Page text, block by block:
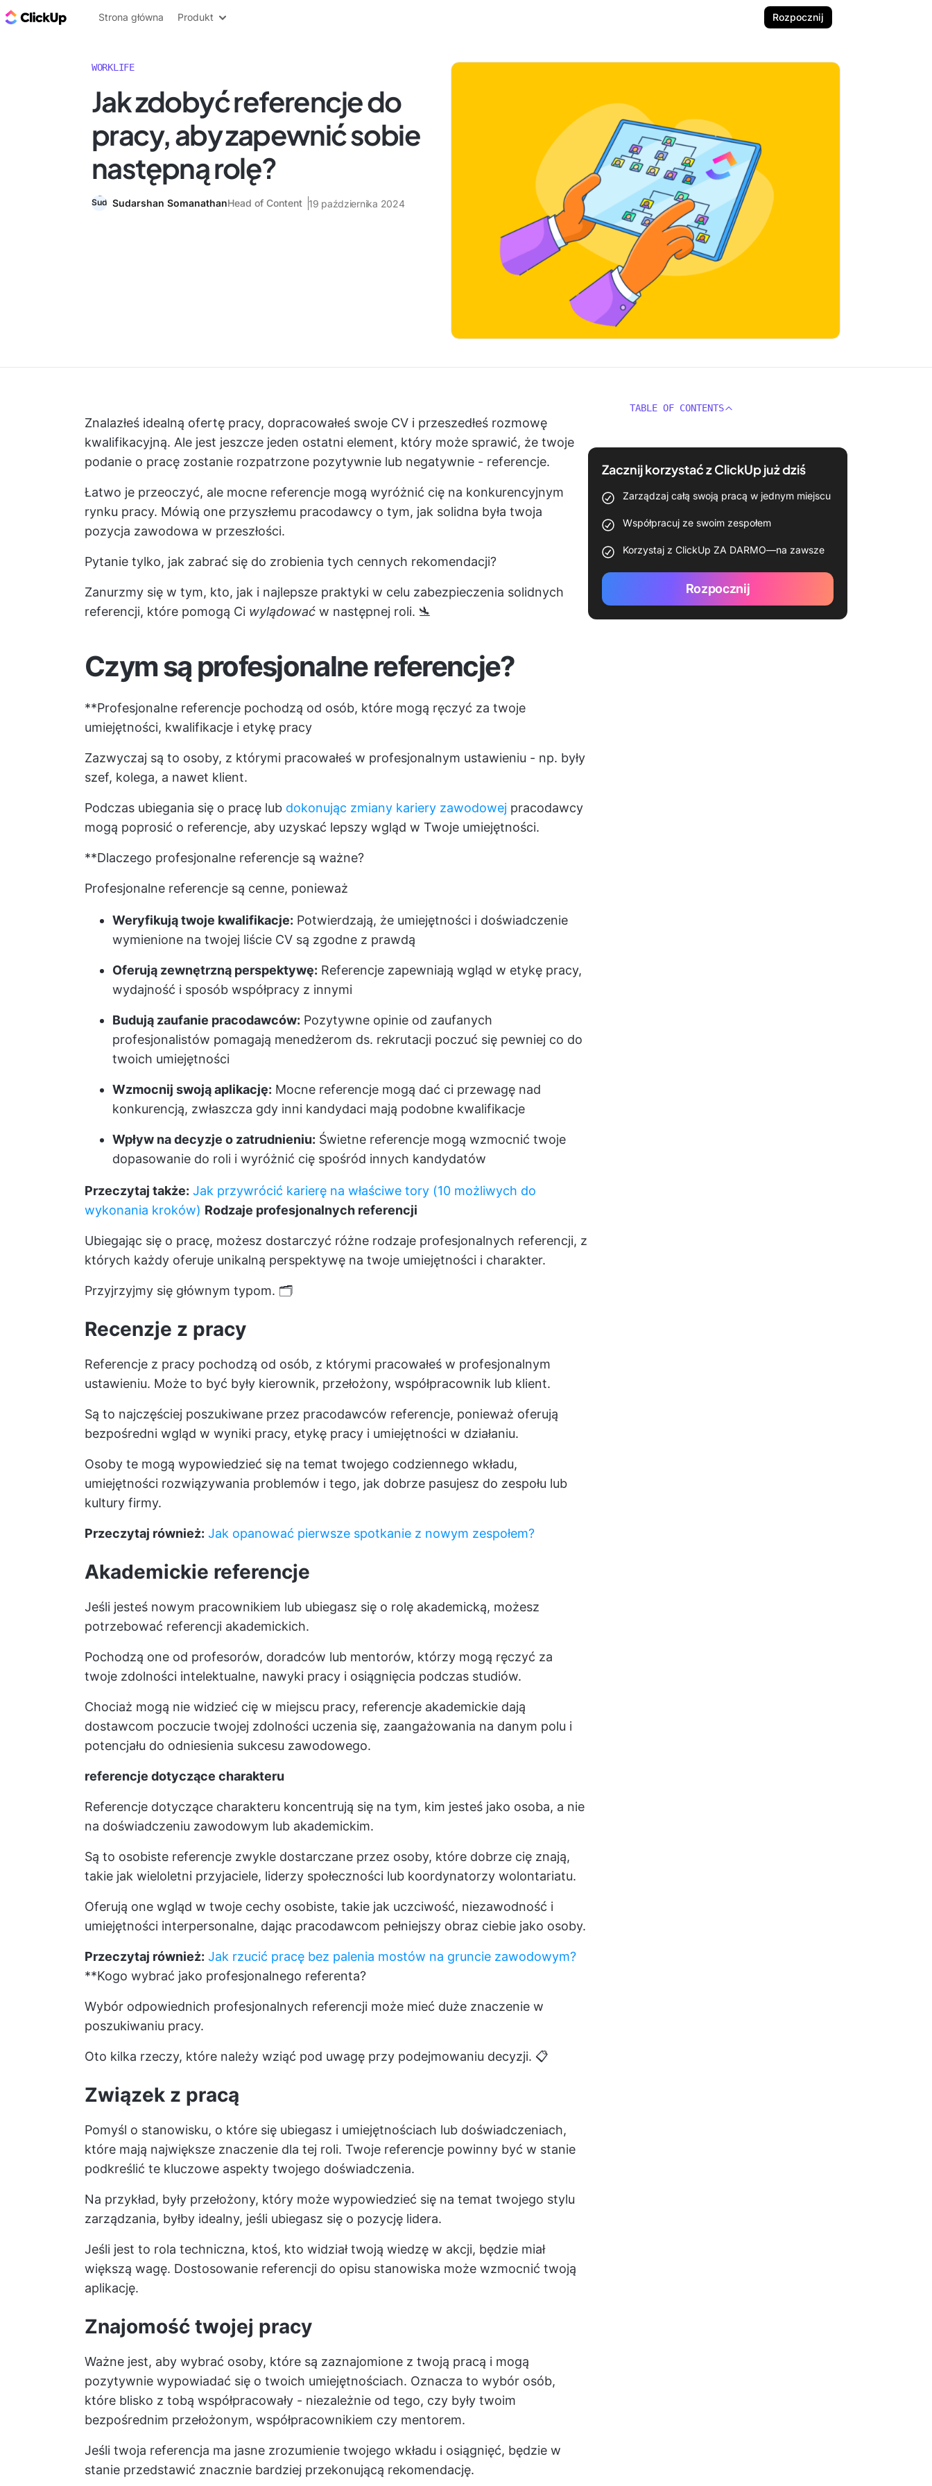
ClickUp Blog
Strona główna Produkt Rozpocznij
WORKLIFE
Jak zdobyć referencje do
pracy, aby zapewnić sobie
następną rolę?
Sudarshan SomanathanHead of Content 19 października 2024
Znalazłeś idealną ofertę pracy, dopracowałeś swoje CV i przeszedłeś rozmowę
kwalifikacyjną. Ale jest jeszcze jeden ostatni element, który może sprawić, że twoje
podanie o pracę zostanie rozpatrzone pozytywnie lub negatywnie - referencje.
Łatwo je przeoczyć, ale mocne referencje mogą wyróżnić cię na konkurencyjnym
rynku pracy. Mówią one przyszłemu pracodawcy o tym, jak solidna była twoja
pozycja zawodowa w przeszłości.
Pytanie tylko, jak zabrać się do zrobienia tych cennych rekomendacji?
Zanurzmy się w tym, kto, jak i najlepsze praktyki w celu zabezpieczenia solidnych
referencji, które pomogą Ci wylądować w następnej roli. 🛬
Czym są profesjonalne referencje?
**Profesjonalne referencje pochodzą od osób, które mogą ręczyć za twoje
umiejętności, kwalifikacje i etykę pracy
Zazwyczaj są to osoby, z którymi pracowałeś w profesjonalnym ustawieniu - np. były
szef, kolega, a nawet klient.
Podczas ubiegania się o pracę lub dokonując zmiany kariery zawodowej pracodawcy
mogą poprosić o referencje, aby uzyskać lepszy wgląd w Twoje umiejętności.
**Dlaczego profesjonalne referencje są ważne?
Profesjonalne referencje są cenne, ponieważ
Weryfikują twoje kwalifikacje: Potwierdzają, że umiejętności i doświadczenie
wymienione na twojej liście CV są zgodne z prawdą
Oferują zewnętrzną perspektywę: Referencje zapewniają wgląd w etykę pracy,
wydajność i sposób współpracy z innymi
Budują zaufanie pracodawców: Pozytywne opinie od zaufanych
profesjonalistów pomagają menedżerom ds. rekrutacji poczuć się pewniej co do
twoich umiejętności
Wzmocnij swoją aplikację: Mocne referencje mogą dać ci przewagę nad
konkurencją, zwłaszcza gdy inni kandydaci mają podobne kwalifikacje
Wpływ na decyzje o zatrudnieniu: Świetne referencje mogą wzmocnić twoje
dopasowanie do roli i wyróżnić cię spośród innych kandydatów
Przeczytaj także: Jak przywrócić karierę na właściwe tory (10 możliwych do
wykonania kroków) Rodzaje profesjonalnych referencji
Ubiegając się o pracę, możesz dostarczyć różne rodzaje profesjonalnych referencji, z
których każdy oferuje unikalną perspektywę na twoje umiejętności i charakter.
Przyjrzyjmy się głównym typom. 🗂️
Recenzje z pracy
Referencje z pracy pochodzą od osób, z którymi pracowałeś w profesjonalnym
ustawieniu. Może to być były kierownik, przełożony, współpracownik lub klient.
Są to najczęściej poszukiwane przez pracodawców referencje, ponieważ oferują
bezpośredni wgląd w wyniki pracy, etykę pracy i umiejętności w działaniu.
Osoby te mogą wypowiedzieć się na temat twojego codziennego wkładu,
umiejętności rozwiązywania problemów i tego, jak dobrze pasujesz do zespołu lub
kultury firmy.
Przeczytaj również: Jak opanować pierwsze spotkanie z nowym zespołem?
Akademickie referencje
Jeśli jesteś nowym pracownikiem lub ubiegasz się o rolę akademicką, możesz
potrzebować referencji akademickich.
Pochodzą one od profesorów, doradców lub mentorów, którzy mogą ręczyć za
twoje zdolności intelektualne, nawyki pracy i osiągnięcia podczas studiów.
Chociaż mogą nie widzieć cię w miejscu pracy, referencje akademickie dają
dostawcom poczucie twojej zdolności uczenia się, zaangażowania na danym polu i
potencjału do odniesienia sukcesu zawodowego.
referencje dotyczące charakteru
Referencje dotyczące charakteru koncentrują się na tym, kim jesteś jako osoba, a nie
na doświadczeniu zawodowym lub akademickim.
Są to osobiste referencje zwykle dostarczane przez osoby, które dobrze cię znają,
takie jak wieloletni przyjaciele, liderzy społeczności lub koordynatorzy wolontariatu.
Oferują one wgląd w twoje cechy osobiste, takie jak uczciwość, niezawodność i
umiejętności interpersonalne, dając pracodawcom pełniejszy obraz ciebie jako osoby.
Przeczytaj również: Jak rzucić pracę bez palenia mostów na gruncie zawodowym?
**Kogo wybrać jako profesjonalnego referenta?
Wybór odpowiednich profesjonalnych referencji może mieć duże znaczenie w
poszukiwaniu pracy.
Oto kilka rzeczy, które należy wziąć pod uwagę przy podejmowaniu decyzji. 📋
Związek z pracą
Pomyśl o stanowisku, o które się ubiegasz i umiejętnościach lub doświadczeniach,
które mają największe znaczenie dla tej roli. Twoje referencje powinny być w stanie
podkreślić te kluczowe aspekty twojego doświadczenia.
Na przykład, były przełożony, który może wypowiedzieć się na temat twojego stylu
zarządzania, byłby idealny, jeśli ubiegasz się o pozycję lidera.
Jeśli jest to rola techniczna, ktoś, kto widział twoją wiedzę w akcji, będzie miał
większą wagę. Dostosowanie referencji do opisu stanowiska może wzmocnić twoją
aplikację.
Znajomość twojej pracy
Ważne jest, aby wybrać osoby, które są zaznajomione z twoją pracą i mogą
pozytywnie wypowiadać się o twoich umiejętnościach. Oznacza to wybór osób,
które blisko z tobą współpracowały - niezależnie od tego, czy były twoim
bezpośrednim przełożonym, współpracownikiem czy mentorem.
Jeśli twoja referencja ma jasne zrozumienie twojego wkładu i osiągnięć, będzie w
stanie przedstawić znacznie bardziej przekonującą rekomendację.
TABLE OF CONTENTS
Zacznij korzystać z ClickUp już dziś
Zarządzaj całą swoją pracą w jednym miejscu
Współpracuj ze swoim zespołem
Korzystaj z ClickUp ZA DARMO—na zawsze
Rozpocznij